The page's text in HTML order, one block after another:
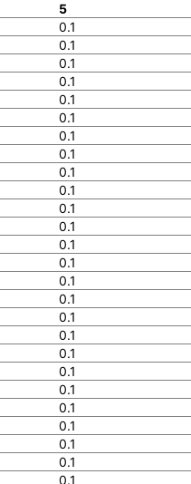
5
0.1
0.1
0.1
0.1
0.1
0.1
0.1
0.1
0.1
0.1
0.1
0.1
0.1
0.1
0.1
0.1
0.1
0.1
0.1
0.1
0.1
0.1
0.1
0.1
0.1
0.1